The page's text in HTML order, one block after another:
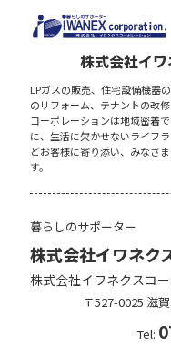
株式会社イ
LPガスの販売、住宅設備機器
のリフォーム、テナントの改
コーポレーションは地域密着
に、生活に欠かせないライフ
どお客様に寄り添い、みなさ
す。
暮らしのサポーター
株式会社イワネク
株式会社イワネクスコ
〒527-0025 滋
Tel: